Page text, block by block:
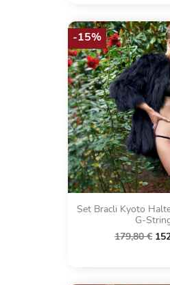
Set Bracli Kyoto
G-
179,80 €
-15%